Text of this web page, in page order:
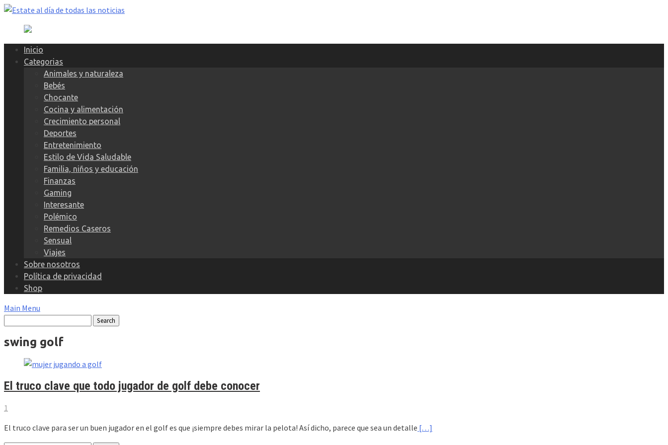
Skip
content
Inicio
Categorias
Animales y naturaleza
Bebés
Chocante
Cocina y alimentación
Crecimiento personal
Deportes
Entretenimiento
Estilo de Vida Saludable
Familia, niños y educación
Finanzas
Gaming
Interesante
Polémico
Remedios Caseros
Sensual
Viajes
Sobre nosotros
Política de privacidad
Shop
Main Menu
swing golf
El truco clave que todo jugador de golf debe conocer
1
El truco clave para ser un buen jugador en el golf es que ¡siempre debes mirar la pelota! Así dicho, parece que sea un detalle […]